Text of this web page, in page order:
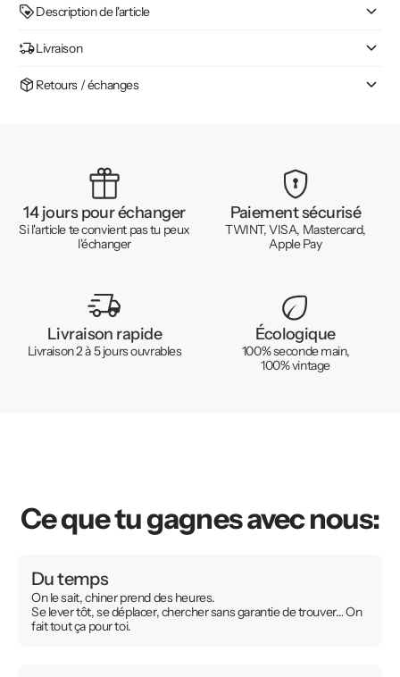
Description de l'article
Livraison
Retours / échanges
14 jours pour échanger
Si l'article te convient pas tu peux
l'échanger
Paiement sécurisé
TWINT, VISA, Mastercard,
Apple Pay
Livraison rapide
Livraison 2 à 5 jours ouvrables
Écologique
100% seconde main,
100% vintage
Ce que tu gagnes avec nous:
Du temps
On le sait, chiner prend des heures.
Se lever tôt, se déplacer, chercher sans garantie de trouver… On
fait tout ça pour toi.